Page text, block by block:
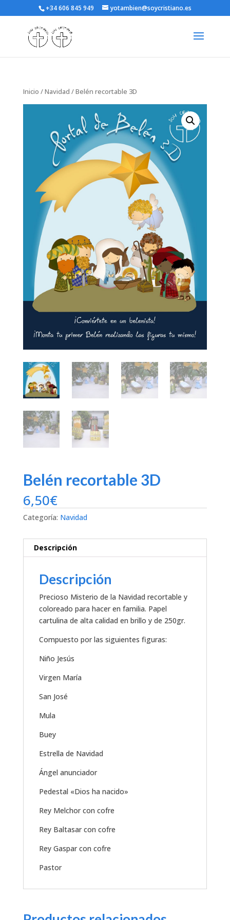
+34 606 845 949 yotambien@soycristiano.es
Inicio /Navidad / Belén recortable 3D
Belén recortable 3D
6,50€
Categoría: Navidad
Descripción
Descripción
Precioso Misterio de la Navidad recortable y
coloreado para hacer en familia. Papel
cartulina de alta calidad en brillo y de 250gr.
Compuesto por las siguientes figuras:
Niño Jesús
Virgen María
San José
Mula
Buey
Estrella de Navidad
Ángel anunciador
Pedestal «Dios ha nacido»
Rey Melchor con cofre
Rey Baltasar con cofre
Rey Gaspar con cofre
Pastor